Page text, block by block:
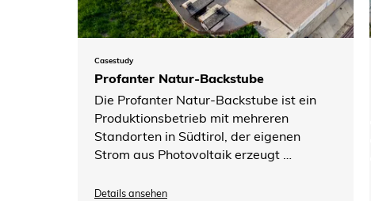
Casestudy
Profanter Natur-Backstube
Die Profanter Natur-Backstube ist ein
Produktionsbetrieb mit mehreren
Standorten in Südtirol, der eigenen
Strom aus Photovoltaik erzeugt …
Details ansehen